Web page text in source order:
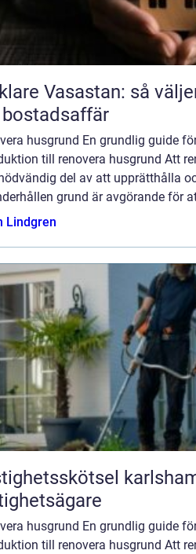
Vasastan: så
husgrund En grundlig guide
till renovera husgrund Att
del av att upprätthålla
grund är avgörande för
Lindgren
karlshamn trygg
husgrund En grundlig guide
till renovera husgrund Att